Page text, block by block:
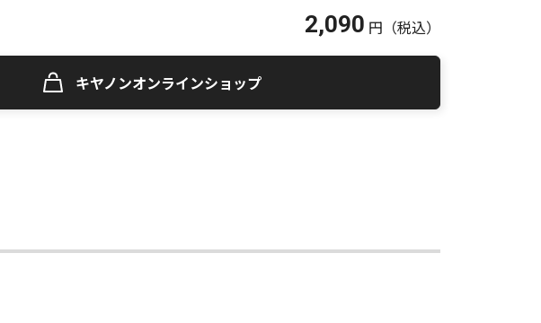
2,090 円 （税込）
キヤノンオンラインショップ